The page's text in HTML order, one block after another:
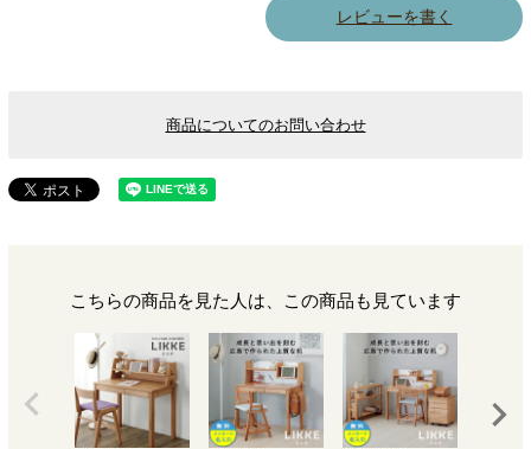
レビューを書く
商品についてのお問い合わせ
こちらの商品を見た人は、この商品も見ています